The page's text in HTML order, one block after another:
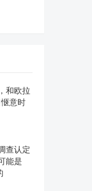
和欧拉
意时
查认定
能是